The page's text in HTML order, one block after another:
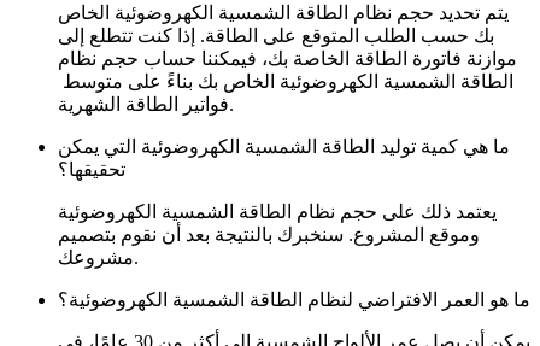
يتم تحديد حجم نظام الطاقة الشمسية الكهروضوئية الخاص
بك حسب الطلب المتوقع على الطاقة. إذا كنت تتطلع إلى
موازنة فاتورة الطاقة الخاصة بك، فيمكننا حساب حجم نظام
الطاقة الشمسية الكهروضوئية الخاص بك بناءً على متوسط ​​
فواتير الطاقة الشهرية.
ما هي كمية توليد الطاقة الشمسية الكهروضوئية التي يمكن
تحقيقها؟
يعتمد ذلك على حجم نظام الطاقة الشمسية الكهروضوئية
وموقع المشروع. سنخبرك بالنتيجة بعد أن نقوم بتصميم
مشروعك.
ما هو العمر الافتراضي لنظام الطاقة الشمسية الكهروضوئية؟
يمكن أن يصل عمر الألواح الشمسية إلى أكثر من 30 عامًا، في